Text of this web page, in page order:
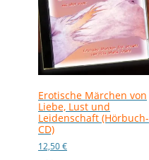
Erotische Märchen von
Liebe, Lust und
Leidenschaft (Hörbuch-
CD)
12,50€